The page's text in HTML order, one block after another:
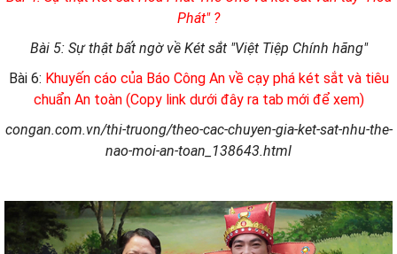
Phát" ?
Bài 5: Sự thật bất ngờ về Két sắt "Việt Tiệp Chính hãng"
Bài 6: Khuyến cáo của Báo Công An về cạy phá két sắt và tiêu
chuẩn An toàn (Copy link dưới đây ra tab mới để xem)
congan.com.vn/thi-truong/theo-cac-chuyen-gia-ket-sat-nhu-the-
nao-moi-an-toan_138643.html